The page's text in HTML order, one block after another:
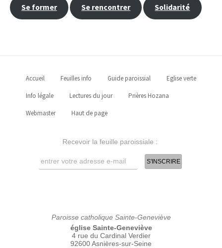
Se former Se rencontrer Solidarité
Accueil Feuilles info Guide paroissial Eglise verte
Info légale Lectures du jour Prières Hozana
Webmaster Haut de page
Recevoir la feuille paroissiale :
Paroisse catholique Sainte-Geneviève
église Sainte-Geneviève
4 rue du Cardinal Verdier
92600 Asnières-sur-Seine